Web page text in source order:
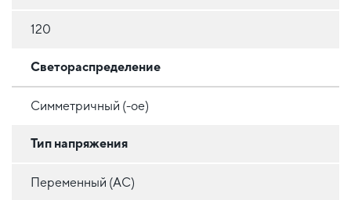
120
Светораспределение
Симметричный (-ое)
Тип напряжения
Переменный (AC)